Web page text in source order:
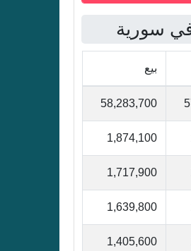
سورية
بيع
58,283,700
1,874,100
1,717,900
1,639,800
1,405,600